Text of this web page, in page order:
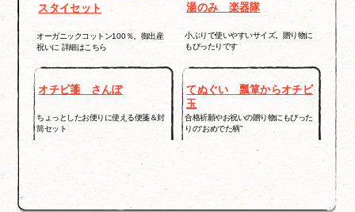
スタイセット
オーガニックコットン100％。御出産
祝いに 詳細はこちら
湯のみ 楽器隊
小ぶりで使いやすいサイズ。贈り物に
もぴったりです
オチビ箋 さんぽ
ちょっとしたお便りに使える便箋＆封
筒セット
てぬぐい 瓢箪からオチビ
玉
合格祈願やお祝いの贈り物にもぴった
りの“おめでた柄”